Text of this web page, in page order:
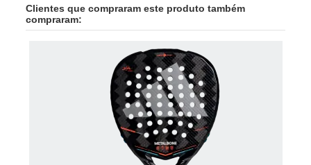
Clientes que compraram este produto também
compraram: